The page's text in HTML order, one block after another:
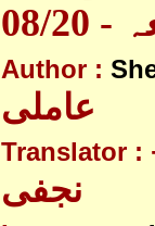
08/20
Author :
عاملی
Translator :
نجفی